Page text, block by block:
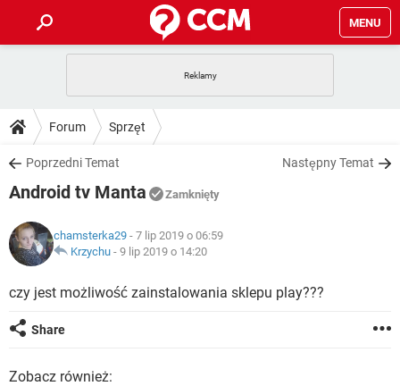
MENU
GRY
SPOTIFY
INSTAGRAM FACEBOOK
WINDOWS 10
PORADY
PlayStation
INSTAGRAM FACEBOOK
WINDOWS 10
DO POBRANIA
ANDROID TIKTOK
GRY
IOS
INSTAGRAM FACEBOOK
COVID-19 TIKTOK
GRY
SPOTIFY NETFLIX
INSTAGRAM
ARTYKUŁY
COVID-19 TIKTOK
INSTAGRAM
Forum Sprzęt
Poprzedni Temat Następny Temat
Android tv Manta Zamknięty
chamsterka29 - 7 lip 2019 o 06:59
Krzychu - 9 lip 2019 o 14:20
czy jest możliwość zainstalowania sklepu play???
Share
Zobacz również: